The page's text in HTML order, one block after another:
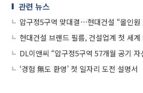
관련 뉴스
현대건설 브랜드 필름, 건설업계 첫 세
‘경험 無도 환영’ 첫 일자리 도전 설명서